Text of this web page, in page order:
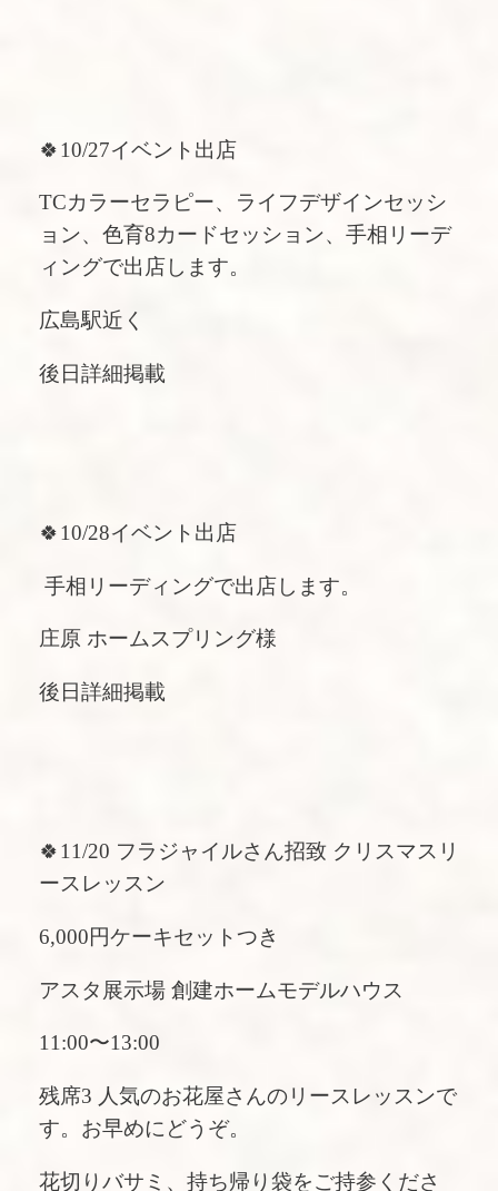
🍀10/27イベント出店
TCカラーセラピー、ライフデザインセッシ
ョン、色育8カードセッション、手相リーデ
ィングで出店します。
広島駅近く
後日詳細掲載
🍀10/28イベント出店
手相リーディングで出店します。
庄原 ホームスプリング様
後日詳細掲載
🍀11/20 フラジャイルさん招致 クリスマスリ
ースレッスン
6,000円ケーキセットつき
アスタ展示場 創建ホームモデルハウス
11:00〜13:00
残席3 人気のお花屋さんのリースレッスンで
す。お早めにどうぞ。
花切りバサミ、持ち帰り袋をご持参くださ